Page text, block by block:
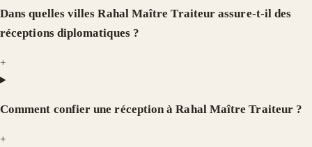
Dans quelles villes Rahal Maître Traiteur assure-t-il des
réceptions diplomatiques ?
+
Comment confier une réception à Rahal Maître Traiteur ?
+